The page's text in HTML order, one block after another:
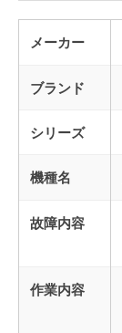
メーカー
ブランド
シリーズ
機種名
故障内容
作業内容